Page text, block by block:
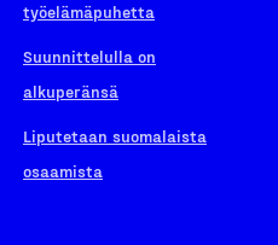
työelämäpuhetta
Suunnittelulla on
alkuperänsä
Liputetaan suomalaista
osaamista